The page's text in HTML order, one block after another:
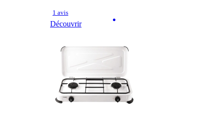
1 avis
Découvrir